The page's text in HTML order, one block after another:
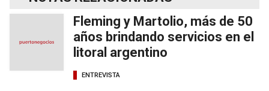
Fleming y Martolio, más de 50
años brindando servicios en el
litoral argentino
ENTREVISTA